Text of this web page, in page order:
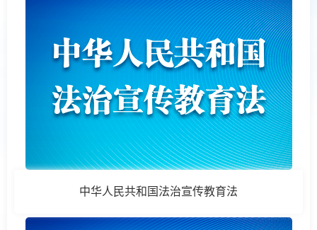
中华人民共和国法治宣传教育法